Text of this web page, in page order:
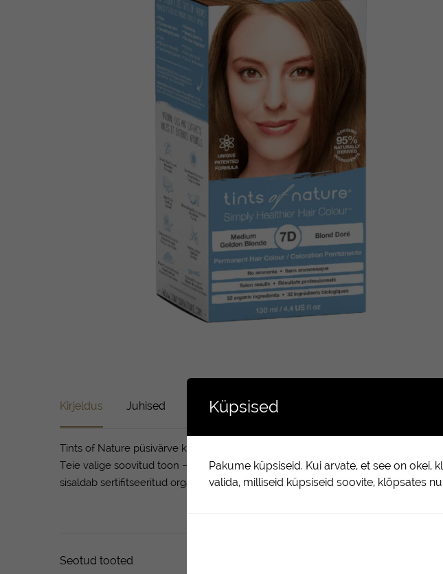
Kirjeldus Juhised Koostis Arvustused (0)
Tints of Nature püsivärve kasutades saate Te oma juukseid värvida
Teie valige soovitud toon – ja meie hoolitseme selle eest, et Teie juuksed oleks
sisaldab sertifitseeritud orgaanilisi looduslikke koostisaineid nagu kummel, aloe
Seotud tooted
Küpsised
Pakume küpsiseid. Kui arvate, et see on okei,
valida, milliseid küpsiseid soovite, klõpsates